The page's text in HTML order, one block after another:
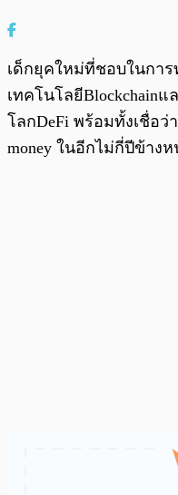
เด็กยุคใหม่ที่ชอบในการ
เทคโนโลยีBlockchain
โลกDeFi พร้อมทั้งเชื่อว่
money ในอีกไม่กี่ปีข้างห